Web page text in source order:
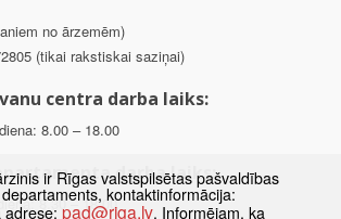
no ārzemēm)
(tikai rakstiskai saziņai)
centra darba laiks:
8.00 – 18.00
darba laiks:
8.30 – 18.00
ir Rīgas valstspilsētas pašvaldības
kontaktinformācija:
adrese: pad@riga.lv. Informējam, ka